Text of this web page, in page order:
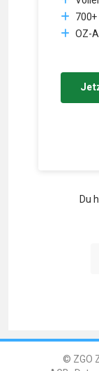
OZ-
Du
© ZGO